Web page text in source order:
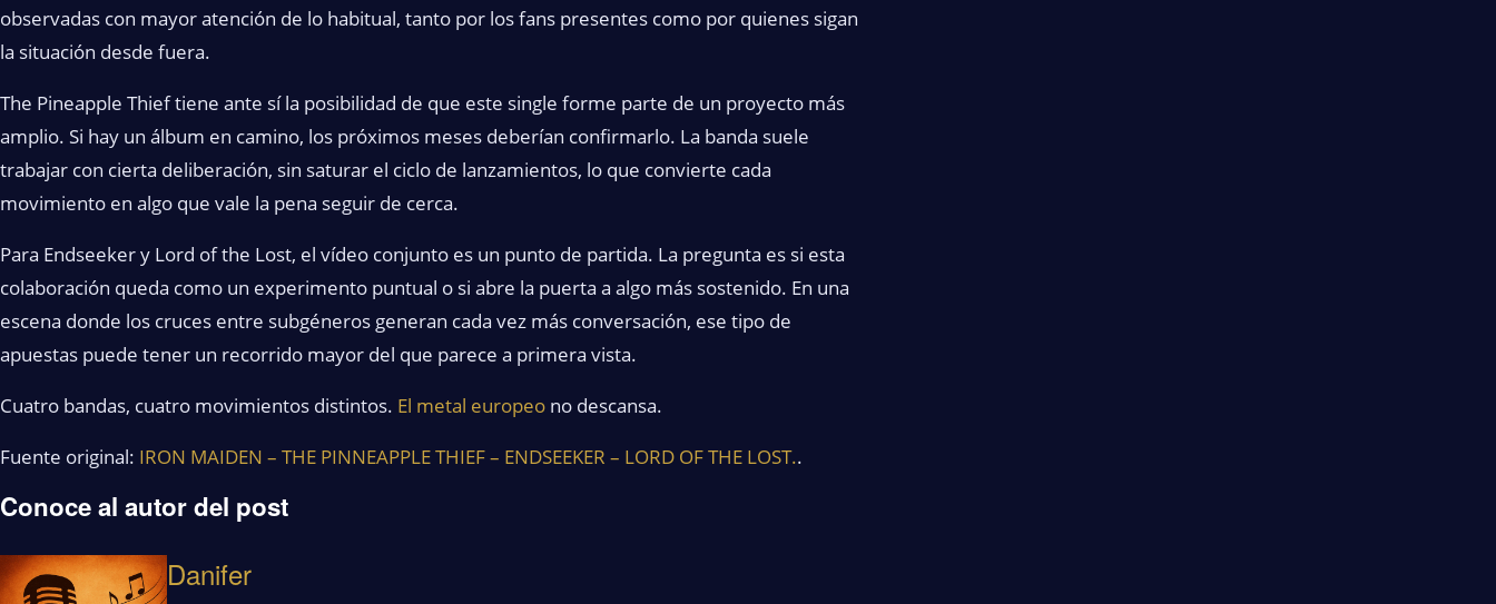
observadas con mayor atención de lo habitual, tanto por los fans presentes como por quienes sigan
la situación desde fuera.
The Pineapple Thief tiene ante sí la posibilidad de que este single forme parte de un proyecto más
amplio. Si hay un álbum en camino, los próximos meses deberían confirmarlo. La banda suele
trabajar con cierta deliberación, sin saturar el ciclo de lanzamientos, lo que convierte cada
movimiento en algo que vale la pena seguir de cerca.
Para Endseeker y Lord of the Lost, el vídeo conjunto es un punto de partida. La pregunta es si esta
colaboración queda como un experimento puntual o si abre la puerta a algo más sostenido. En una
escena donde los cruces entre subgéneros generan cada vez más conversación, ese tipo de
apuestas puede tener un recorrido mayor del que parece a primera vista.
Cuatro bandas, cuatro movimientos distintos. El metal europeo no descansa.
Fuente original: IRON MAIDEN – THE PINNEAPPLE THIEF – ENDSEEKER – LORD OF THE LOST..
Conoce al autor del post
Danifer